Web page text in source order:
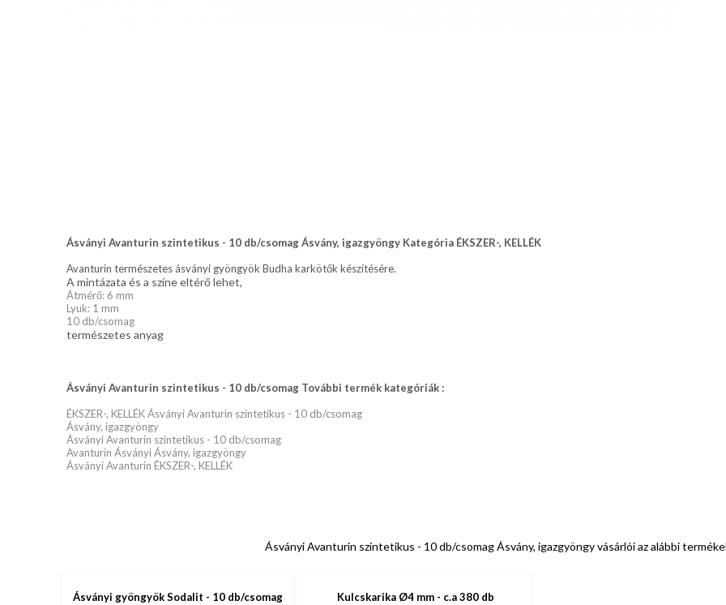
Ásványi Avanturin szintetikus - 10 db/csomag Ásvány, igazgyöngy Kategória ÉKSZER-, KELLÉK
Avanturin természetes ásványi gyöngyök Budha karkötők készítésére.
A mintázata és a színe eltérő lehet,
Átmérő: 6 mm
Lyuk: 1 mm
10 db/csomag
természetes anyag
Ásványi Avanturin szintetikus - 10 db/csomag További termék kategóriák :
ÉKSZER-, KELLÉK Ásványi Avanturin szintetikus - 10 db/csomag
Ásvány, igazgyöngy
Ásványi Avanturin szintetikus - 10 db/csomag
Avanturin Ásványi Ásvány, igazgyöngy
Ásványi Avanturin ÉKSZER-, KELLÉK
Ásványi Avanturin szintetikus - 10 db/csomag Ásvány, igazgyöngy vásárlói az alábbi
Ásványi gyöngyök Sodalit - 10 db/csomag Kulcskarika Ø4 mm - c.a 380 db